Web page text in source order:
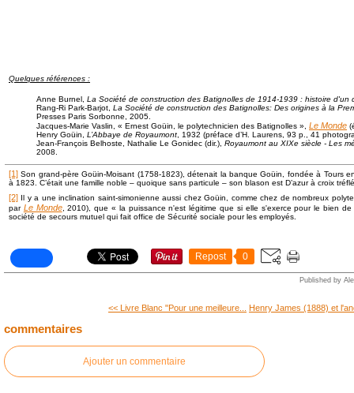
Quelques références :
Anne Burnel, La Société de construction des Batignolles de 1914-1939 : histoire d'un
Rang-Ri Park-Barjot, La Société de construction des Batignolles: Des origines à la
Presses Paris Sorbonne, 2005.
Jacques-Marie Vaslin, « Ernest Goüin, le polytechnicien des Batignolles », Le Monde
Henry Goüin, L’Abbaye de Royaumont, 1932 (préface d’H. Laurens, 93 p., 41
Jean-François Belhoste, Nathalie Le Gonidec (dir.), Royaumont au XIXe siècle - Les
2008.
[1] Son grand-père Goüin-Moisant (1758-1823), détenait la banque Goüin, fondée à Tours
à 1823. C’était une famille noble – quoique sans particule – son blason est D’azur à croix
[2] Il y a une inclination saint-simonienne aussi chez Goüin, comme chez de nombreux
par Le Monde, 2010), que « la puissance n'est légitime que si elle s'exerce pour le bien
société de secours mutuel qui fait office de Sécurité sociale pour les employés.
Repost 0
Published by
<< Livre Blanc "Pour une meilleure... Henry James (1888) et
commentaires
Ajouter un commentaire